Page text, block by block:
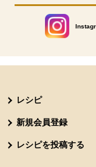
別のウ
レシピ
新規会員登録
レシピを投稿する